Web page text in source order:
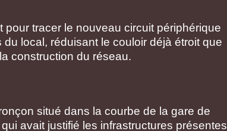
pour tracer le nouveau circuit périphérique
local, réduisant le couloir déjà étroit que
construction du réseau.
situé dans la courbe de la gare de
avait justifié les infrastructures présentes